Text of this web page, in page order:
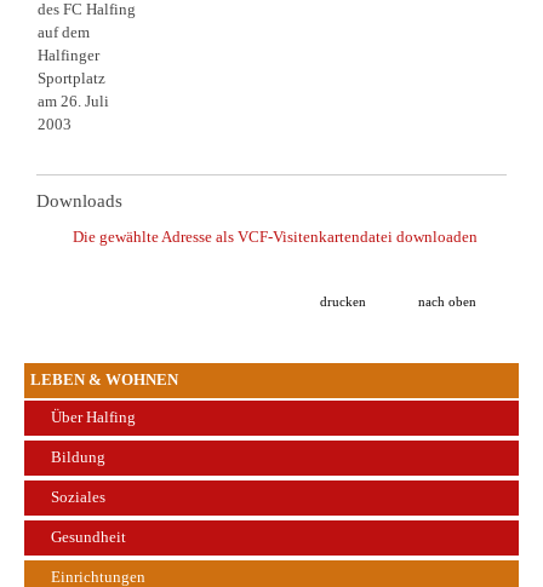
LEBEN & WOHNEN
Über Halfing
Bildung
Soziales
Gesundheit
Einrichtungen
des FC Halfing
auf dem
Halfinger
Sportplatz
am 26. Juli
2003
Downloads
Die gewählte Adresse als VCF-Visitenkartendatei downloaden
drucken nach oben